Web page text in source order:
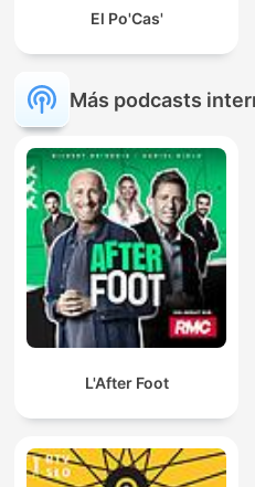
El Po'Cas'
Más podcasts
L'After Foot